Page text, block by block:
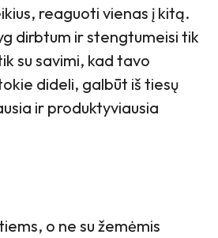
reaguoti vienas į kitą.
dirbtum ir stengtumeisi tik
su savimi, kad tavo
dideli, galbūt iš tiesų
ir produktyviausia
o ne su žemėmis